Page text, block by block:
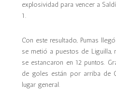
explosividad para vencer a
1.
Con este resultado, Pumas
se metió a puestos de Liguilla,
se estancaron en 12 puntos.
de goles están por arriba de
lugar general.